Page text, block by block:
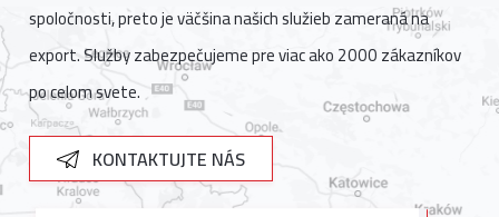
spoločnosti, preto je väčšina našich služieb zameraná na
export. Služby zabezpečujeme pre viac ako 2000 zákazníkov
po celom svete.
KONTAKTUJTE NÁS